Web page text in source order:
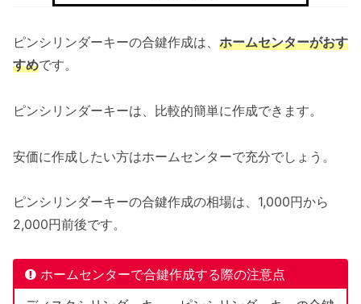
ピンシリンダーキーの合鍵作成は、 ホームセンターがおす
すめです。
ピンシリンダーキーは、比較的簡単に作成できます。
安価に作成したい方はホームセンターで充分でしょう。
ピンシリンダーキーの合鍵作成の相場は、1,000円から
2,000円前後です。
ホームセンターで合鍵作成する際の注意点